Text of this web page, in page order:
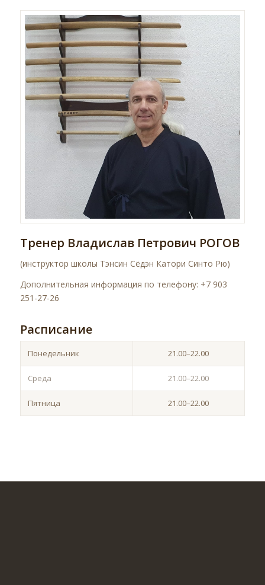
Тренер Владислав Петрович РОГОВ
(инструктор школы Тэнсин Сёдэн Катори Синто Рю)
Дополнительная информация по телефону: +7 903
251-27-26
Расписание
Понедельник 21.00–22.00
Среда 21.00–22.00
Пятница 21.00–22.00